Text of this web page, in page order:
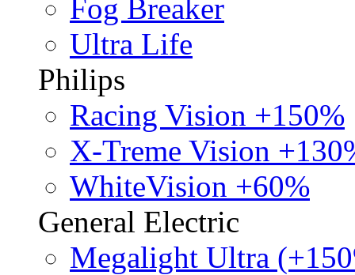
Fog Breaker
Ultra Life
Philips
Racing Vision +150%
X-Treme Vision
WhiteVision +60%
General Electric
Megalight Ultra